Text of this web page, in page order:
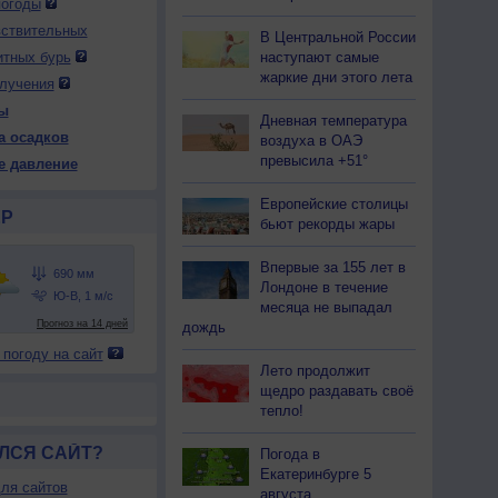
С
10 пн
Ночь
91
С-З
92
С-З
+11
7-12
+11
10 пн
688
+12
1-3
+12
11 вт
Ночь
689
1-3
+11
11 вт
Утро
691
1-3
+14
День
692
+17
бурь
осадков
давление
на сайт
САЙТ?
сайтов
В Центральной России
наступают самые
жаркие дни этого лета
Дневная температура
воздуха в ОАЭ
превысила +51°
Европейские столицы
бьют рекорды жары
Впервые за 155 лет в
Лондоне в течение
месяца не выпадал
дождь
Лето продолжит
щедро раздавать своё
тепло!
Погода в
Екатеринбурге 5
августа